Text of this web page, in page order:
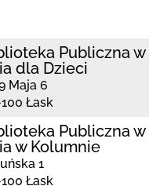
Publiczna w
dla Dzieci
Maja 6
Łask
Publiczna w
w Kolumnie
1
Łask